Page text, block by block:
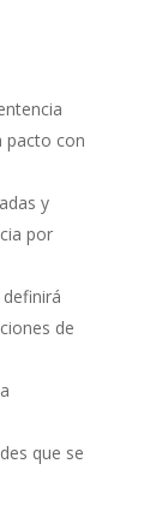
pacto con
y
por
de
que se